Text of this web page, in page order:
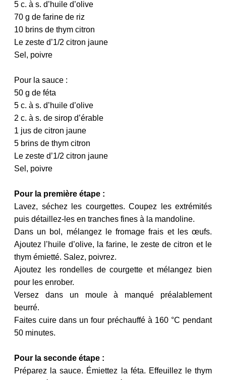
5 c. à s. d’huile d’olive
70 g de farine de riz
10 brins de thym citron
Le zeste d’1/2 citron jaune
Sel, poivre
Pour la sauce :
50 g de féta
5 c. à s. d’huile d’olive
2 c. à s. de sirop d’érable
1 jus de citron jaune
5 brins de thym citron
Le zeste d’1/2 citron jaune
Sel, poivre
Pour la première étape :
Lavez, séchez les courgettes. Coupez les extrémités
puis détaillez-les en tranches fines à la mandoline.
Dans un bol, mélangez le fromage frais et les œufs.
Ajoutez l’huile d’olive, la farine, le zeste de citron et le
thym émietté. Salez, poivrez.
Ajoutez les rondelles de courgette et mélangez bien
pour les enrober.
Versez dans un moule à manqué préalablement
beurré.
Faites cuire dans un four préchauffé à 160 °C pendant
50 minutes.
Pour la seconde étape :
Préparez la sauce. Émiettez la féta. Effeuillez le thym